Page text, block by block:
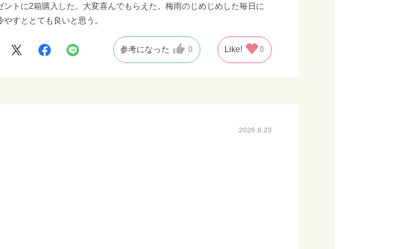
トに2箱購入した。大変喜んでもらえた。梅雨のじめじめした毎日に
すととても良いと思う。
参考になった 0 Like! 0
2026.6.23